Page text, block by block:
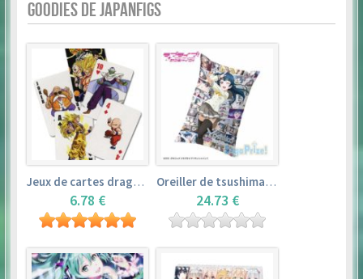
GOODIES DE JAPANFIGS
Jeux de cartes dragon ball
6.78 €
Oreiller de tsushima yoshiko (35cm×53cm) – love live! sunshine!!
24.73 €